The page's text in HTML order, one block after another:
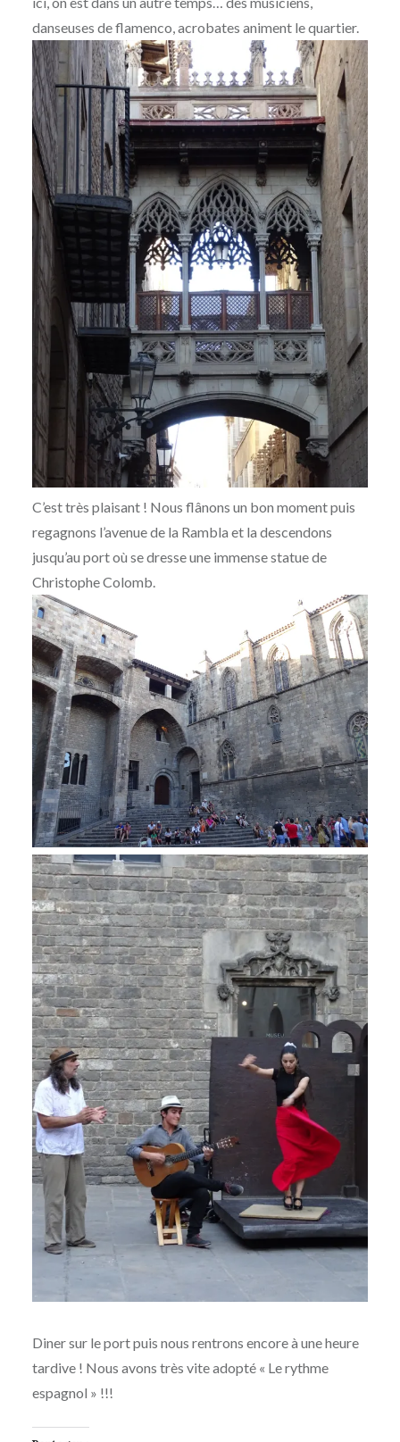
danseuses de flamenco, acrobates animent le quartier.
C’est très plaisant ! Nous flânons un bon moment puis
regagnons l’avenue de la Rambla et la descendons
jusqu’au port où se dresse une immense statue de
Christophe Colomb.
Diner sur le port puis nous rentrons encore à une heure
tardive ! Nous avons très vite adopté « Le rythme
espagnol » !!!